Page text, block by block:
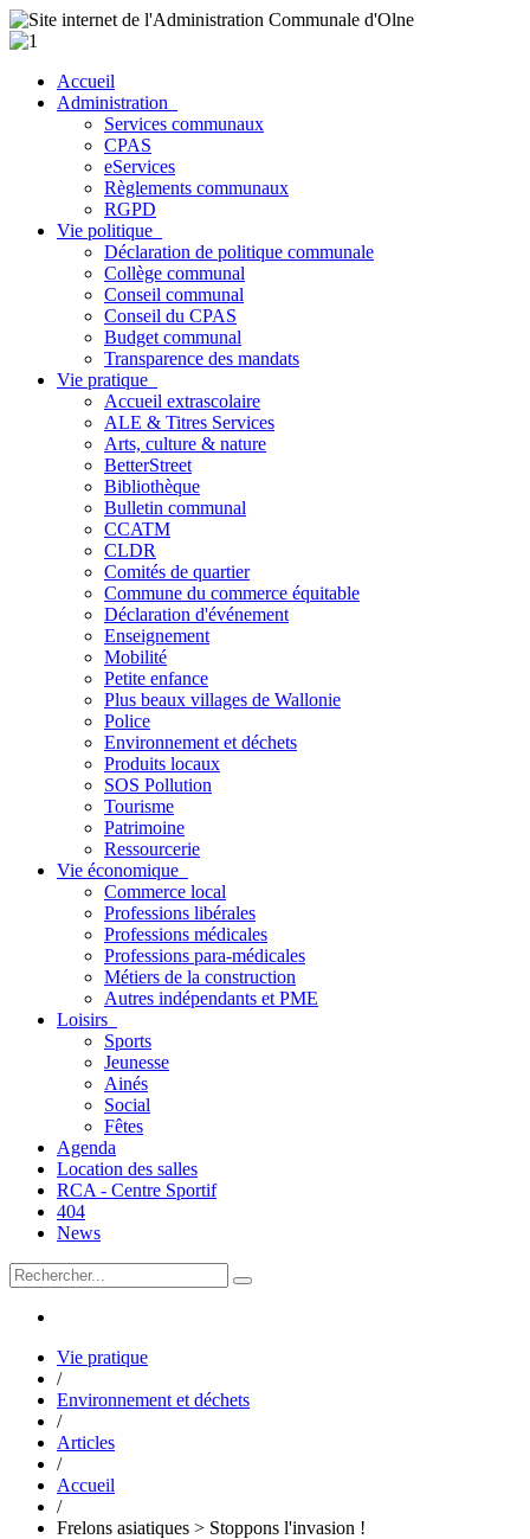
Accueil
Administration
Services communaux
CPAS
eServices
Règlements communaux
RGPD
Vie politique
Déclaration de politique communale
Collège communal
Conseil communal
Conseil du CPAS
Budget communal
Transparence des mandats
Vie pratique
Accueil extrascolaire
ALE & Titres Services
Arts, culture & nature
BetterStreet
Bibliothèque
Bulletin communal
CCATM
CLDR
Comités de quartier
Commune du commerce équitable
Déclaration d'événement
Enseignement
Mobilité
Petite enfance
Plus beaux villages de Wallonie
Police
Environnement et déchets
Produits locaux
SOS Pollution
Tourisme
Patrimoine
Ressourcerie
Vie économique
Commerce local
Professions libérales
Professions médicales
Professions para-médicales
Métiers de la construction
Autres indépendants et PME
Loisirs
Sports
Jeunesse
Ainés
Social
Fêtes
Agenda
Location des salles
RCA - Centre Sportif
404
News
Vie pratique
/
Environnement et déchets
/
Articles
/
Accueil
/
Frelons asiatiques > Stoppons l'invasion !